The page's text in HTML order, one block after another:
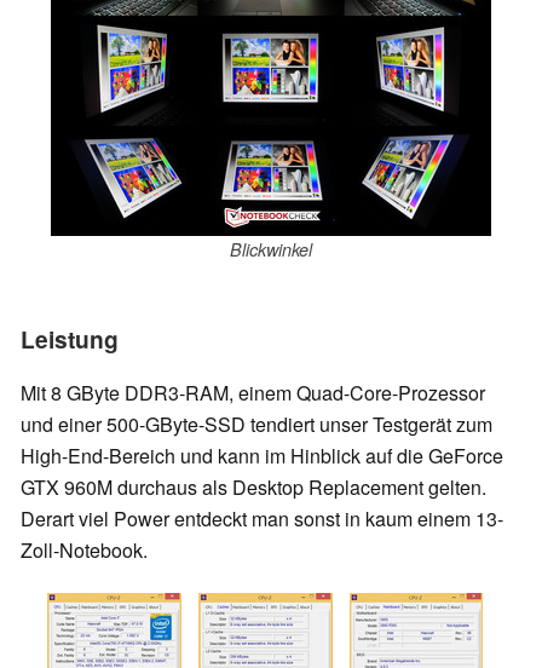
Blickwinkel
Leistung
Mit 8 GByte DDR3-RAM, einem Quad-Core-Prozessor
und einer 500-GByte-SSD tendiert unser Testgerät zum
High-End-Bereich und kann im Hinblick auf die GeForce
GTX 960M durchaus als Desktop Replacement gelten.
Derart viel Power entdeckt man sonst in kaum einem 13-
Zoll-Notebook.